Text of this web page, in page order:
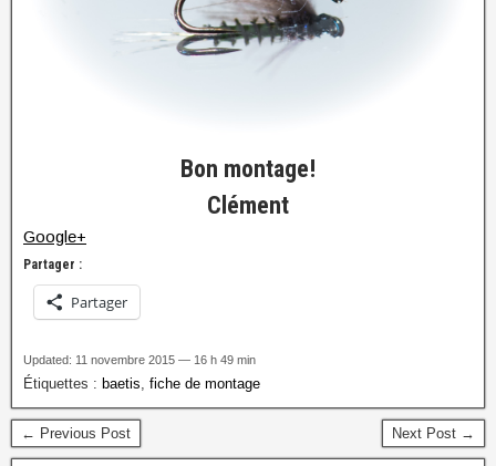
Bon montage!
Clément
Google+
Partager :
Partager
Updated: 11 novembre 2015 — 16 h 49 min
Étiquettes : baetis fiche de montage
← Previous Post Next Post →